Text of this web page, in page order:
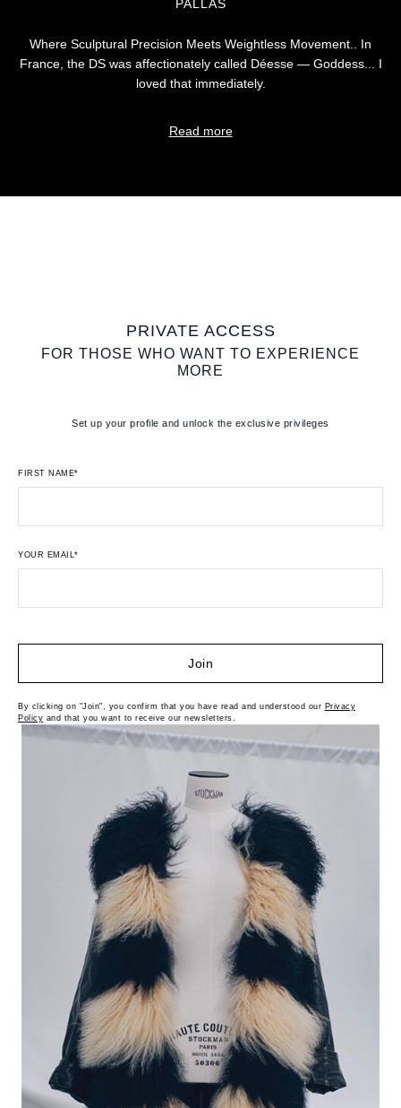
PALLAS
Where Sculptural Precision Meets Weightless Movement.. In
France, the DS was affectionately called Déesse — Goddess... I
loved that immediately.
Read more
PRIVATE ACCESS
FOR THOSE WHO WANT TO EXPERIENCE
MORE
Set up your profile and unlock the exclusive privileges
FIRST NAME*
YOUR EMAIL*
Join
By clicking on "Join", you confirm that you have read and understood our Privacy
Policy and that you want to receive our newsletters.